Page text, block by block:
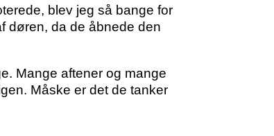
blev jeg så bange for
døren, da de åbnede den
Mange aftener og mange
Måske er det de tanker